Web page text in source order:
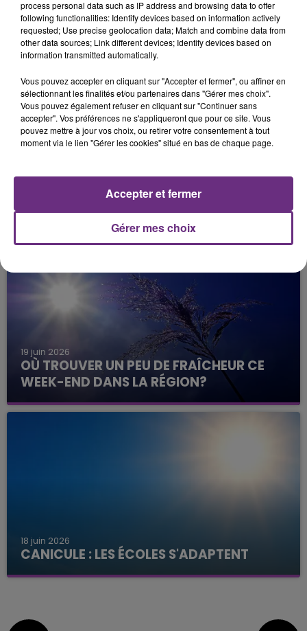
20 juin 2026
FÊTE DE LA MUSIQUE SANS ALCOOL
20 juin 2026
LA CHAMPAGNE-ARDENNE EN DOUBLE
VIGILANCE ORANGE
19 juin 2026
OÙ TROUVER UN PEU DE FRAÎCHEUR CE
WEEK-END DANS LA RÉGION?
18 juin 2026
CANICULE : LES ÉCOLES S'ADAPTENT
process personal data such as IP address and browsing data to offer
following functionalities: Identify devices based on information actively
requested; Use precise geolocation data; Match and combine data from
other data sources; Link different devices; Identify devices based on
information transmitted automatically.
Vous pouvez accepter en cliquant sur "Accepter et fermer", ou affiner en
sélectionnant les finalités et/ou partenaires dans "Gérer mes choix".
Vous pouvez également refuser en cliquant sur "Continuer sans
accepter". Vos préférences ne s'appliqueront que pour ce site. Vous
pouvez mettre à jour vos choix, ou retirer votre consentement à tout
moment via le lien "Gérer les cookies" situé en bas de chaque page.
Gérer mes choix
Accepter et fermer